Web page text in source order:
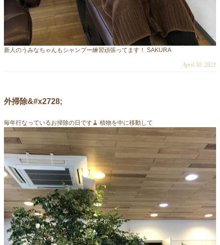
新人のうみなちゃんもシャンプー練習頑張ってます！ SAKURA
April 30, 2021
外掃除&#x2728;
毎年行なっているお掃除の日です🧹 植物を中に移動して